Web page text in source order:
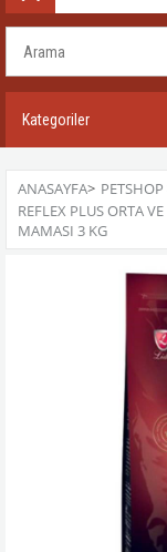
Kategoriler
ANASAYFA> PETSHOP
REFLEX PLUS ORTA
MAMASI 3 KG